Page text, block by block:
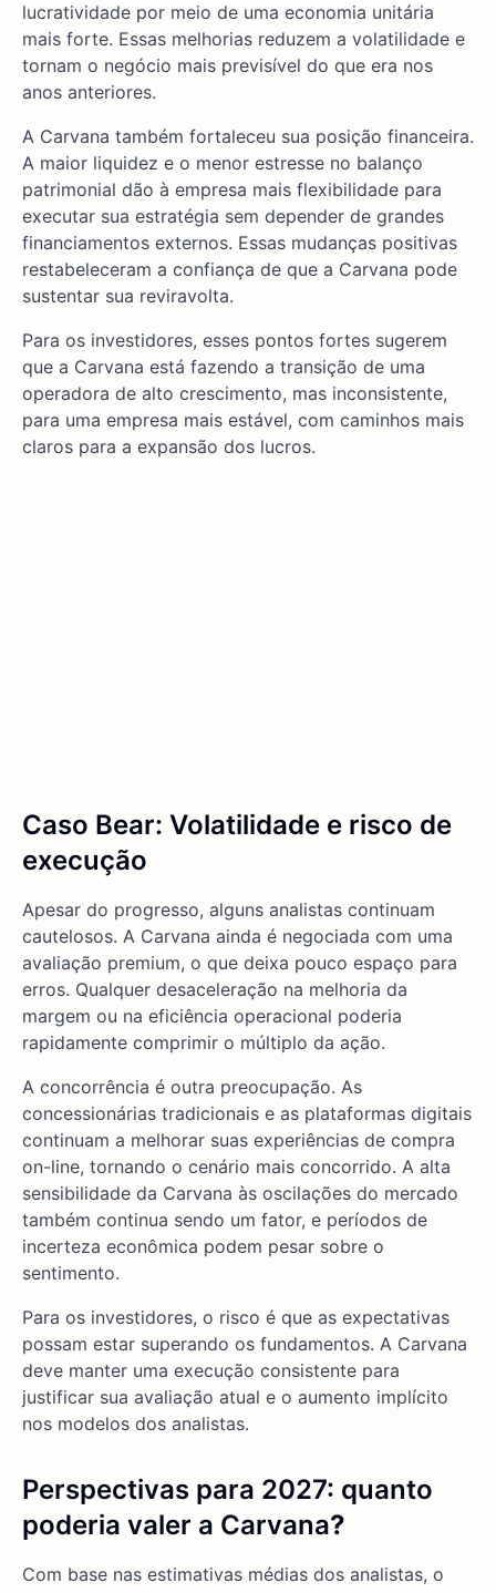
lucratividade por meio de uma economia unitária
mais forte. Essas melhorias reduzem a volatilidade e
tornam o negócio mais previsível do que era nos
anos anteriores.
A Carvana também fortaleceu sua posição financeira.
A maior liquidez e o menor estresse no balanço
patrimonial dão à empresa mais flexibilidade para
executar sua estratégia sem depender de grandes
financiamentos externos. Essas mudanças positivas
restabeleceram a confiança de que a Carvana pode
sustentar sua reviravolta.
Para os investidores, esses pontos fortes sugerem
que a Carvana está fazendo a transição de uma
operadora de alto crescimento, mas inconsistente,
para uma empresa mais estável, com caminhos mais
claros para a expansão dos lucros.
Caso Bear: Volatilidade e risco de
execução
Apesar do progresso, alguns analistas continuam
cautelosos. A Carvana ainda é negociada com uma
avaliação premium, o que deixa pouco espaço para
erros. Qualquer desaceleração na melhoria da
margem ou na eficiência operacional poderia
rapidamente comprimir o múltiplo da ação.
A concorrência é outra preocupação. As
concessionárias tradicionais e as plataformas digitais
continuam a melhorar suas experiências de compra
on-line, tornando o cenário mais concorrido. A alta
sensibilidade da Carvana às oscilações do mercado
também continua sendo um fator, e períodos de
incerteza econômica podem pesar sobre o
sentimento.
Para os investidores, o risco é que as expectativas
possam estar superando os fundamentos. A Carvana
deve manter uma execução consistente para
justificar sua avaliação atual e o aumento implícito
nos modelos dos analistas.
Perspectivas para 2027: quanto
poderia valer a Carvana?
Com base nas estimativas médias dos analistas, o